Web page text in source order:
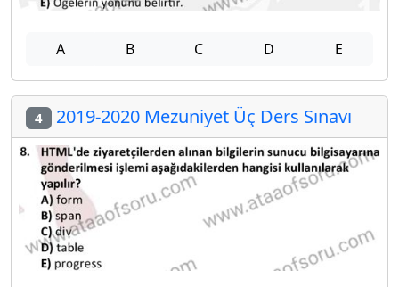
A B C D E
4 2019-2020 Mezuniyet Üç Ders Sınavı